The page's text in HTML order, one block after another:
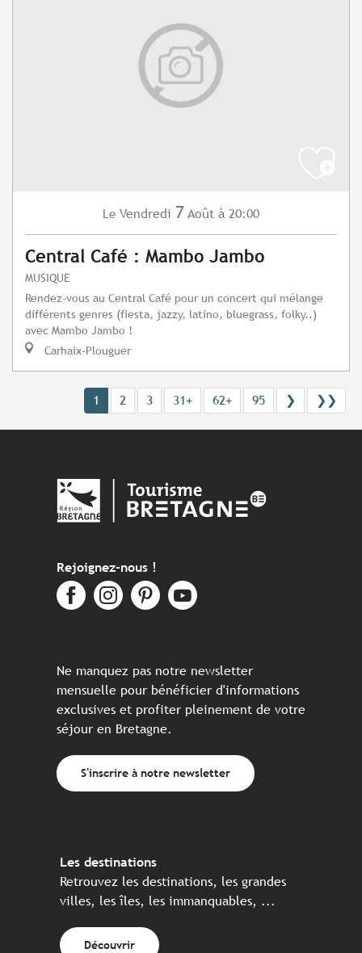
Le Vendredi 7 Août à 20:00
Central Café : Mambo Jambo
MUSIQUE
Rendez-vous au Central Café pour un concert qui mélange
différents genres (fiesta, jazzy, latino, bluegrass, folky..)
avec Mambo Jambo !
Carhaix-Plouguer
1 2 3 31+ 62+ 95 ❯ ❯❯
Rejoignez-nous !
Ne manquez pas notre newsletter
mensuelle pour bénéficier d'informations
exclusives et profiter pleinement de votre
séjour en Bretagne.
S'inscrire à notre newsletter
Les destinations
Retrouvez les destinations, les grandes
villes, les îles, les immanquables, ...
Découvrir